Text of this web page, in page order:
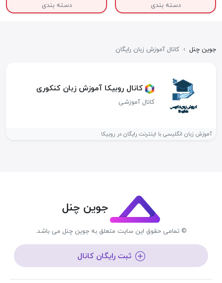
دسته بندی
دسته بندی
جوین چنل › کانال آموزش زبان رایگان
کانال روبیکا آموزش زبان کنکوری
کانال آموزشی
آموزش زبان انگلیسی با اینترنت رایگان در روبیکا
جوین چنل
© تمامی حقوق این سایت متعلق به جوین چنل می باشد.
ثبت رایگان کانال